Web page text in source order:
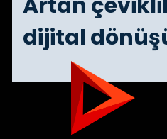
dijital